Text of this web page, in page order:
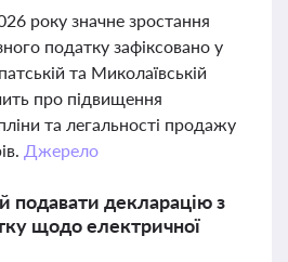
року значне зростання
податку зафіксовано у
та Миколаївській
про підвищення
та легальності продажу
Джерело
подавати декларацію з
щодо електричної